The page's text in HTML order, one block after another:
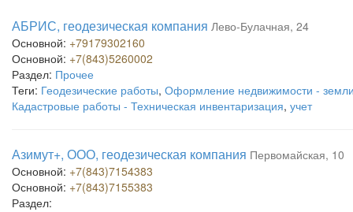
АБРИС, геодезическая компания Лево-Булачная, 24
Основной: +79179302160
Основной: +7(843)5260002
Раздел: Прочее
Теги: Геодезические работы, Оформление недвижимости -
Кадастровые работы - Техническая инвентаризация, учет
Азимут+, ООО, геодезическая компания Первомайская, 10
Основной: +7(843)7154383
Основной: +7(843)7155383
Раздел: